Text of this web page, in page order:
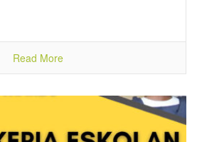
Read More